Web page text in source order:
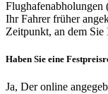
Flughafenabholungen
Ihr Fahrer früher
Zeitpunkt, an dem Sie
Haben Sie eine
Ja, Der online